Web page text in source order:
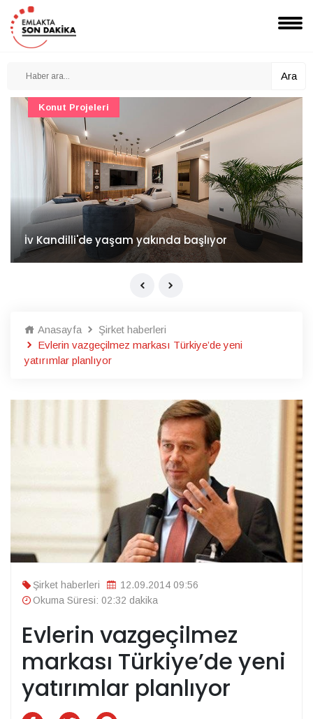
Ara
İv Kandilli'de yaşam yakında başlıyor
Konut Projeleri
Anasayfa
Şirket haberleri
Evlerin vazgeçilmez markası Türkiye’de yeni
yatırımlar planlıyor
Şirket haberleri
12.09.2014 09:56
Okuma Süresi: 02:32 dakika
Evlerin vazgeçilmez
markası Türkiye’de yeni
yatırımlar planlıyor